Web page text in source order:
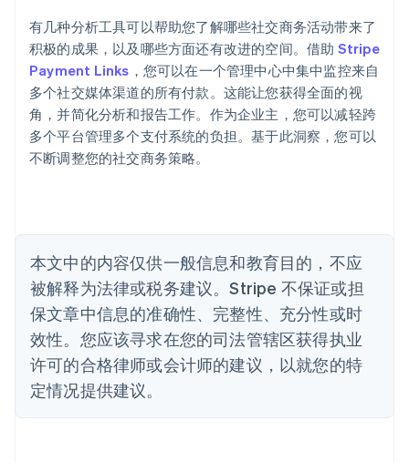
有几种分析工具可以帮助您了解哪些社交商务活动带来了
积极的成果，以及哪些方面还有改进的空间。借助 Stripe
Payment Links ，您可以在一个管理中心中集中监控来自
多个社交媒体渠道的所有付款。这能让您获得全面的视
角，并简化分析和报告工作。作为企业主，您可以减轻跨
多个平台管理多个支付系统的负担。基于此洞察，您可以
不断调整您的社交商务策略。
本文中的内容仅供一般信息和教育目的，不应
被解释为法律或税务建议。Stripe 不保证或担
保文章中信息的准确性、完整性、充分性或时
效性。您应该寻求在您的司法管辖区获得执业
许可的合格律师或会计师的建议，以就您的特
定情况提供建议。
English
奥地利
Deutsch English
澳大利亚
English
巴西
PortuguêsEnglish
保加利亚
English
丹麦
德国
DeutschEnglish
法国
FrançaisEnglish
芬兰
EnglishSvenska